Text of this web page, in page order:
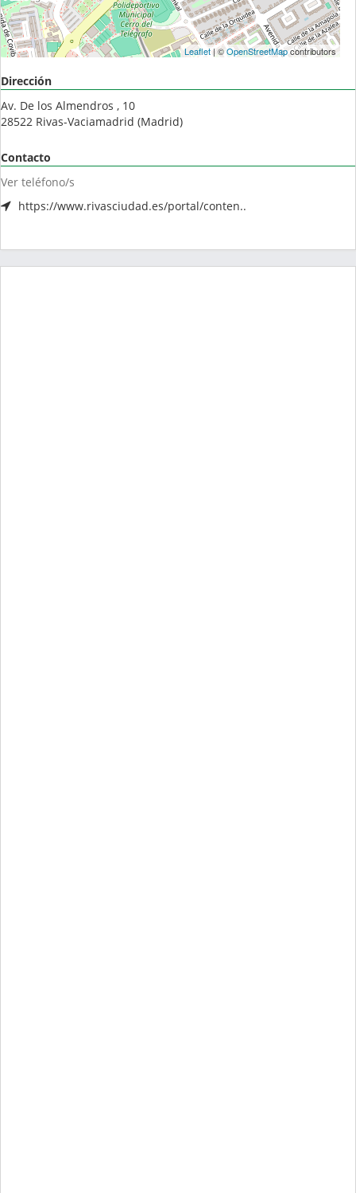
Leaflet| ©OpenStreetMapcontributors
Dirección
Av. De los Almendros , 10
28522 Rivas-Vaciamadrid (Madrid)
Contacto
Ver teléfono/s
https://www.rivasciudad.es/portal/conten..